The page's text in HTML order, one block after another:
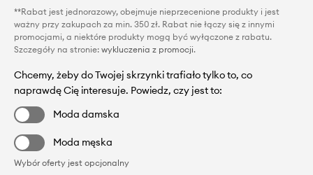
**Rabat jest jednorazowy, obejmuje nieprzecenione produkty i jest
ważny przy zakupach za min. 350 zł. Rabat nie łączy się z innymi
promocjami, a niektóre produkty mogą być wyłączone z rabatu.
Szczegóły na stronie: wykluczenia z promocji.
Chcemy, żeby do Twojej skrzynki trafiało tylko to, co
naprawdę Cię interesuje. Powiedz, czy jest to:
Moda damska
Moda męska
Wybór oferty jest opcjonalny